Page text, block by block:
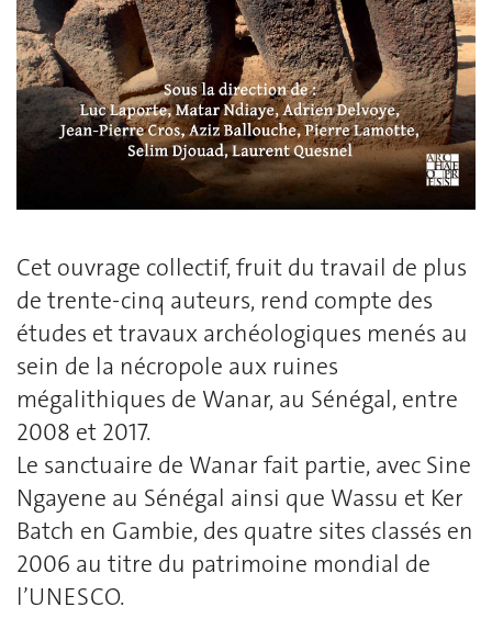
Cet ouvrage collectif, fruit du travail de plus
de trente-cinq auteurs, rend compte des
études et travaux archéologiques menés au
sein de la nécropole aux ruines
mégalithiques de Wanar, au Sénégal, entre
2008 et 2017.
Le sanctuaire de Wanar fait partie, avec Sine
Ngayene au Sénégal ainsi que Wassu et Ker
Batch en Gambie, des quatre sites classés en
2006 au titre du patrimoine mondial de
l’UNESCO.